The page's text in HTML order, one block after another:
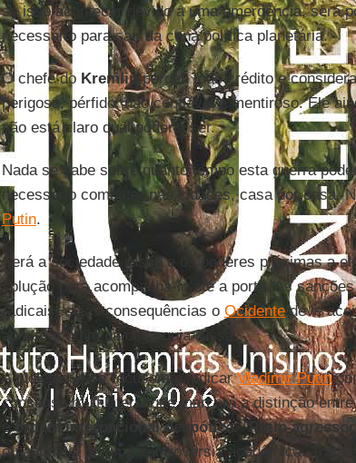
se isso acontecer devido a uma emergência, será
necessário para sair da cena política planetária.
O chefe do Kremlin perdeu todo crédito e
perigoso, pérfido, não confiável e mentiroso. Ele
não está claro qual poderia ser.
Nada se sabe sobre quanto tempo esta guerra
necessário combater nas cidades, casa por casa.
Putin.
Será a sociedade russa e os poderes próximas a
solução para acompanhá-lo até a porta. As
radicais, cujas consequências o Ocidentedeve
apressar o fim da oligarquia russa.
Aqueles que se recusam a indicarVladimir Putin
consenso multilateral que marcará a distinção
eordem internacional despótica. "Putin agressor
ou antipatia ou uma controvérsia acadêmica.